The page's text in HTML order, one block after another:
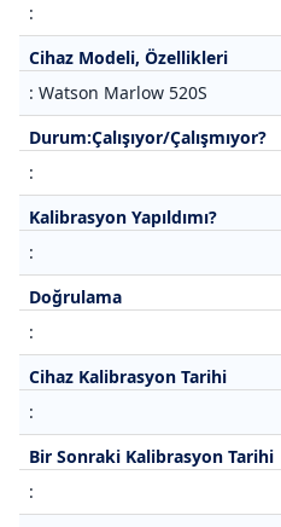
:
Cihaz Modeli, Özellikleri
: Watson Marlow 520S
Durum:Çalışıyor/Çalışmıyor?
:
Kalibrasyon Yapıldımı?
:
Doğrulama
:
Cihaz Kalibrasyon Tarihi
:
Bir Sonraki Kalibrasyon Tarihi
: